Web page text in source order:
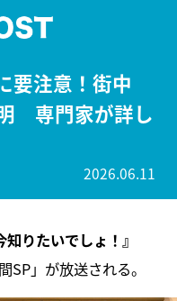
要注意！街中
専門家が詳し
2026.06.11
知りたいでしょ！』
」が放送される。